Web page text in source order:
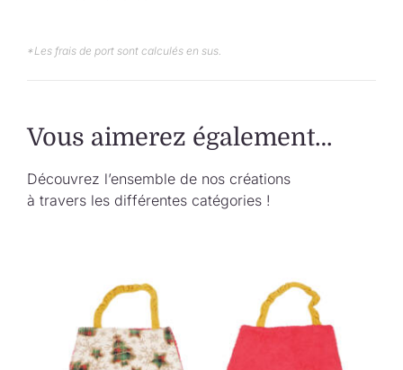
*Les frais de port sont calculés en sus.
Vous aimerez également…
Découvrez l’ensemble de nos créations
à travers les différentes catégories !